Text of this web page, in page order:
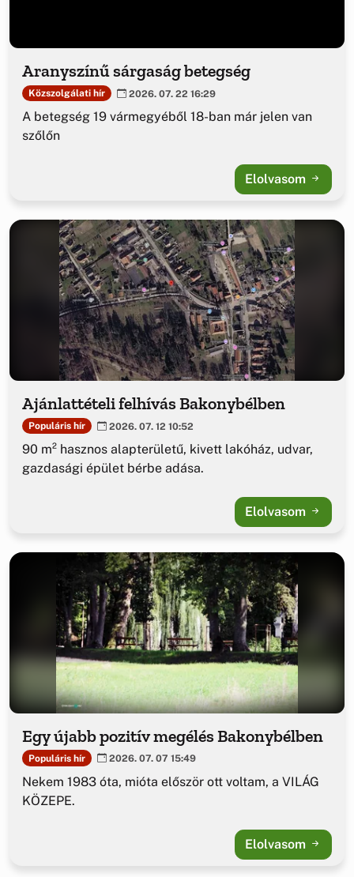
Aranyszínű sárgaság betegség
Közszolgálati hír 2026. 07. 22 16:29
A betegség 19 vármegyéből 18-ban már jelen van
szőlőn
Elolvasom
Ajánlattételi felhívás Bakonybélben
Populáris hír 2026. 07. 12 10:52
90 m² hasznos alapterületű, kivett lakóház, udvar,
gazdasági épület bérbe adása.
Elolvasom
Egy újabb pozitív megélés Bakonybélben
Populáris hír 2026. 07. 07 15:49
Nekem 1983 óta, mióta először ott voltam, a VILÁG
KÖZEPE.
Elolvasom